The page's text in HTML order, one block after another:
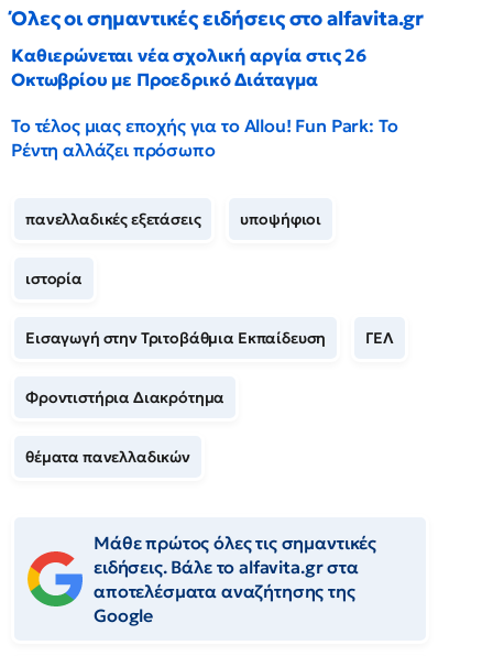
Όλες οι σημαντικές ειδήσεις στο alfavita.gr
Καθιερώνεται νέα σχολική αργία στις 26
Οκτωβρίου με Προεδρικό Διάταγμα
Το τέλος μιας εποχής για το Allou! Fun Park: Το
Ρέντη αλλάζει πρόσωπο
πανελλαδικές εξετάσεις υποψήφιοι
ιστορία
Εισαγωγή στην Τριτοβάθμια Εκπαίδευση ΓΕΛ
Φροντιστήρια Διακρότημα
θέματα πανελλαδικών
Μάθε πρώτος όλες τις σημαντικές
ειδήσεις. Βάλε το alfavita.gr στα
αποτελέσματα αναζήτησης της
Google